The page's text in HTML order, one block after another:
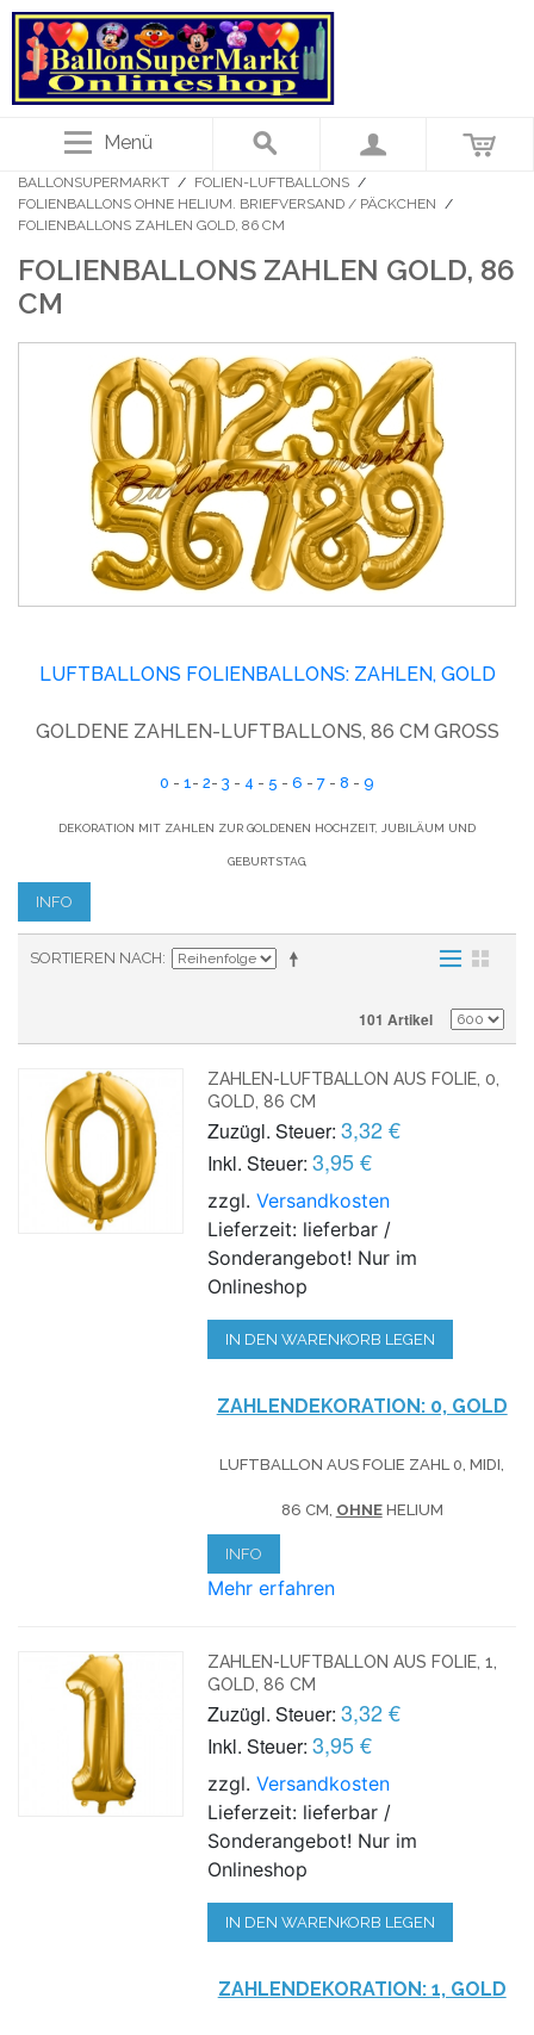
Menü
BALLONSUPERMARKT / FOLIEN-LUFTBALLONS /
FOLIENBALLONS OHNE HELIUM. BRIEFVERSAND / PÄCKCHEN /
FOLIENBALLONS ZAHLEN GOLD, 86 CM
FOLIENBALLONS ZAHLEN GOLD, 86
CM
LUFTBALLONS FOLIENBALLONS: ZAHLEN, GOLD
GOLDENE ZAHLEN-LUFTBALLONS, 86 CM GROSS
0 - 1 - 2- 3 - 4 - 5 - 6 - 7 - 8 - 9
DEKORATION MIT ZAHLEN ZUR GOLDENEN HOCHZEIT, JUBILÄUM UND
GEBURTSTAG,
INFO
SORTIEREN NACH
101 Artikel
ZAHLEN-LUFTBALLON AUS FOLIE, 0,
GOLD, 86 CM
Zuzügl. Steuer: 3,32 €
Inkl. Steuer: 3,95 €
zzgl.Versandkosten
Lieferzeit: lieferbar /
Sonderangebot! Nur im
Onlineshop
IN DEN WARENKORB LEGEN
ZAHLENDEKORATION: 0, GOLD
LUFTBALLON AUS FOLIE ZAHL 0, MIDI,
86 CM, OHNEHELIUM
INFO
Mehr erfahren
ZAHLEN-LUFTBALLON AUS FOLIE, 1,
GOLD, 86 CM
Zuzügl. Steuer: 3,32 €
Inkl. Steuer: 3,95 €
zzgl.Versandkosten
Lieferzeit: lieferbar /
Sonderangebot! Nur im
Onlineshop
IN DEN WARENKORB LEGEN
ZAHLENDEKORATION: 1, GOLD